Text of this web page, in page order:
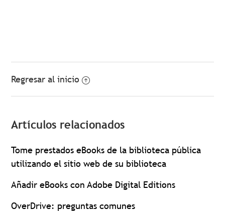
Regresar al inicio
Artículos relacionados
Tome prestados eBooks de la biblioteca pública
utilizando el sitio web de su biblioteca
Añadir eBooks con Adobe Digital Editions
OverDrive: preguntas comunes